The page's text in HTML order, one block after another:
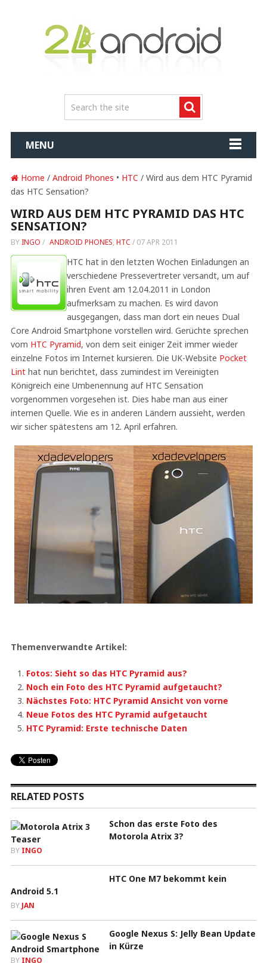
MENU
Home / Android Phones • HTC / Wird aus dem HTC Pyramid
das HTC Sensation?
WIRD AUS DEM HTC PYRAMID DAS HTC
SENSATION?
BY INGO / ANDROID PHONES, HTC / 07 APR 2011
HTC hat in den letzten Wochen Einladungen an
verschiedene Pressevertreter versandt, um auf
ihren Event am 12.04.2011 in London
aufmerksam zu machen. Es wird davon
ausgegangen, dass man dort ein neues Dual
Core Android Smartphone vorstellen wird. Gerüchte sprechen
vom HTC Pyramid, von dem seit einiger Zeit immer wieder
einzelne Fotos im Internet kursieren. Die UK-Website Pocket
Linthat nun berichtet, dass zumindest im Vereinigten
Königreich eine Umbenennung auf HTC Sensation
vorgenommen vorgesehen ist. Dies habe man aus einer
internen Quelle. Wie es in anderen Ländern aussieht, werden
wir sicher spätestens am 12. April erfahren.
Themenverwandte Artikel:
Fotos: Sieht so das HTC Pyramid aus?
Noch ein Foto des HTC Pyramid aufgetaucht?
Nächstes Foto: HTC Pyramid Ansicht von vorne
Neue Fotos des HTC Pyramid aufgetaucht
HTC Pyramid: Erste technische Daten
RELATED POSTS
Schon das erste Foto des
Motorola Atrix 3?
BY INGO
HTC One M7 bekommt kein
Android 5.1
BY JAN
Google Nexus S: Jelly Bean Update
in Kürze
BY INGO